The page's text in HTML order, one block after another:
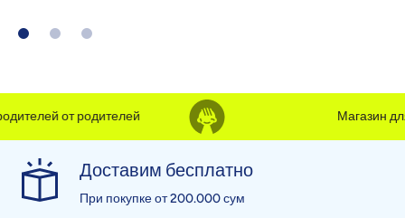
от родителей Магазин для
Доставим бесплатно
При покупке от 200.000 сум